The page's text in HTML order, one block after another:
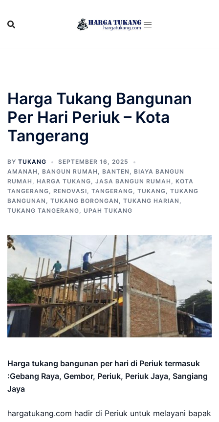
content
Harga Tukang Bangunan
Per Hari Periuk – Kota
Tangerang
BY TUKANG
SEPTEMBER 16, 2025
AMANAH , BANGUN RUMAH , BANTEN , BIAYA BANGUN
RUMAH , HARGA TUKANG, JASA BANGUN RUMAH , KOTA
TANGERANG, RENOVASI, TANGERANG, TUKANG, TUKANG
BANGUNAN , TUKANG BORONGAN , TUKANG HARIAN ,
TUKANG TANGERANG, UPAH TUKANG
Harga tukang bangunan per hari di Periuk termasuk
:Gebang Raya, Gembor, Periuk, Periuk Jaya, Sangiang
Jaya
hargatukang.com hadir di Periuk untuk melayani bapak